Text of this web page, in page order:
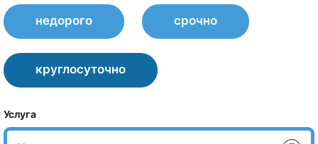
недорого срочно
круглосуточно
Услуга